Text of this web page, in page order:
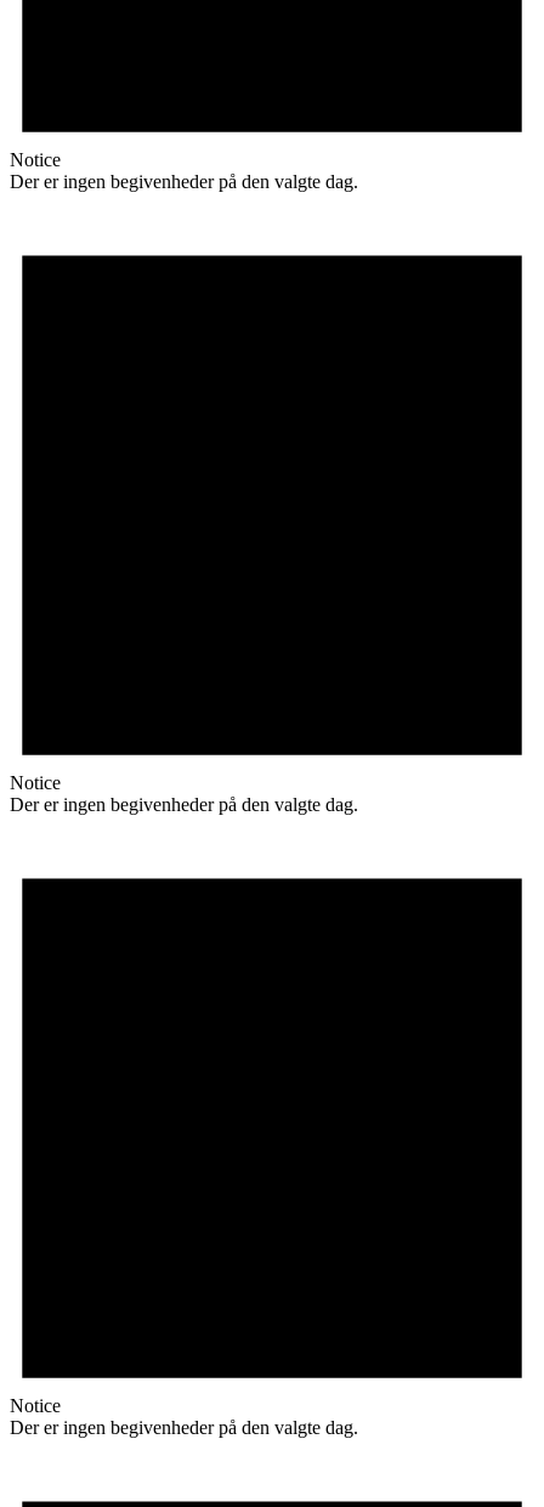
Notice
Der er ingen begivenheder på den valgte dag.
Notice
Der er ingen begivenheder på den valgte dag.
Notice
Der er ingen begivenheder på den valgte dag.